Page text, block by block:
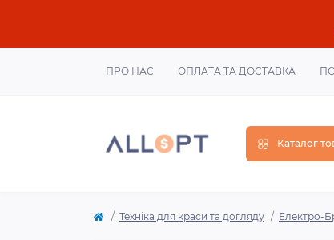
ПРО НАС ОПЛАТА ТА ДОСТАВКА
Каталог
Техніка для краси та догляду Електро-